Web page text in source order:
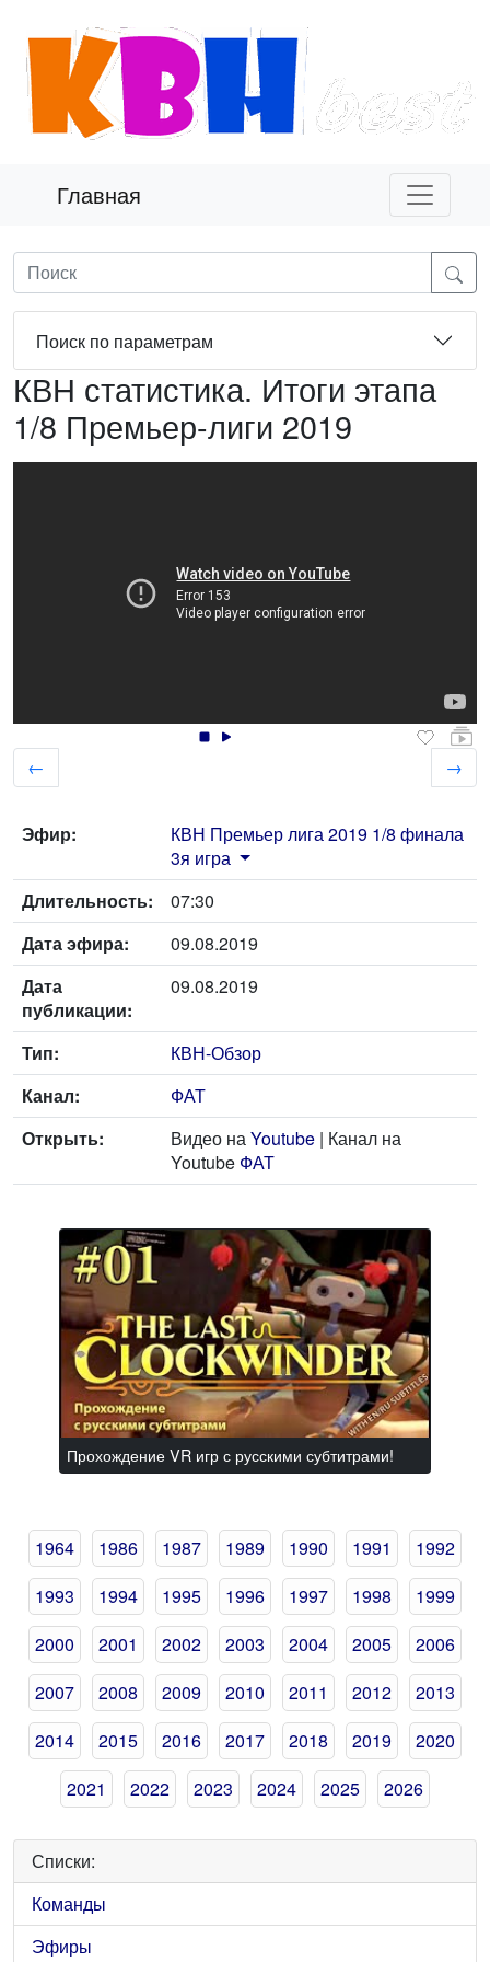
Главная
Поиск по параметрам
КВН статистика. Итоги этапа
1/8 Премьер-лиги 2019
← →
Эфир:
КВН Премьер лига 2019 1/8 финала
3я игра
Длительность:
07:30
Дата эфира:
09.08.2019
Дата
публикации:
09.08.2019
Тип:
КВН-Обзор
Канал:
ФАТ
Открыть:
Видео наYoutube | Канал на
Youtube ФАТ
Прохождение VR игр с русскими субтитрами!
1964 1986 1987 1989 1990 1991
1992
1993
1994 1995 1996 1997 1998
1999
2000
2001 2002 2003 2004 2005
2006
2007
2008 2009 2010 2011 2012
2013
2014
2015 2016 2017 2018 2019
2020
2021
2022 2023 2024 2025 2026
Списки:
Команды
Эфиры